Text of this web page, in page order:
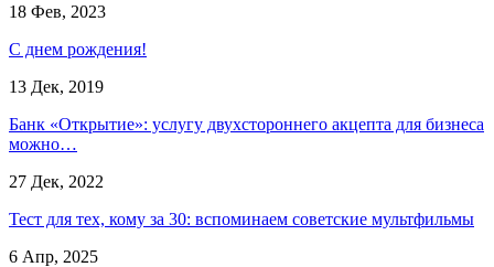
18 Фев, 2023
С днем рождения!
13 Дек, 2019
Банк «Открытие»: услугу двухстороннего акцепта для бизнеса
можно…
27 Дек, 2022
Тест для тех, кому за 30: вспоминаем советские мультфильмы
6 Апр, 2025